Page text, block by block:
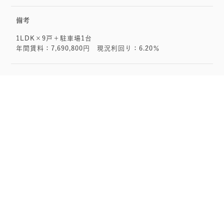
備考
1LDK×9戸＋駐車場1台
年間賃料：7,690,800円 現況利回り：6.20％